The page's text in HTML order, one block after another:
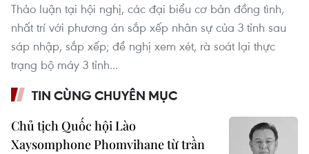
Thảo luận tại hội nghị, các đại biểu cơ bản đồng tình,
nhất trí với phương án sắp xếp nhân sự của 3 tỉnh sau
sáp nhập, sắp xếp; đề nghị xem xét, rà soát lại thực
trạng bộ máy 3 tỉnh...
TIN CÙNG CHUYÊN MỤC
Chủ tịch Quốc hội Lào
Xaysomphone Phomvihane từ trần